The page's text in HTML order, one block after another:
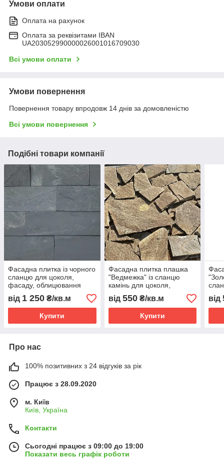
Умови оплати
Оплата на рахунок
Оплата за реквізитами IBAN
UA203052990000026001016709030
Всі умови оплати
Умови повернення
Повернення товару впродовж 14 днів за домовленістю
Всі умови повернення
Подібні товари компанії
Фасадна плитка із чорного
сланцю для цоколя,
фасаду, облицювання
будинку
від 1 250 ₴/кв.м
Купити
Фасадна плитка плашка
"Ведмежка" із сланцю
камінь для цоколя,
фасаду, облицювання
будинку
від 550₴/кв.м
Купити
від
Про нас
100% позитивних з 24 відгуків за рік
Працює з 28.09.2020
м. Київ
Київ, Україна
Контакти
Сьогодні працює з 09:00 до 19:00
Показати весь графік роботи